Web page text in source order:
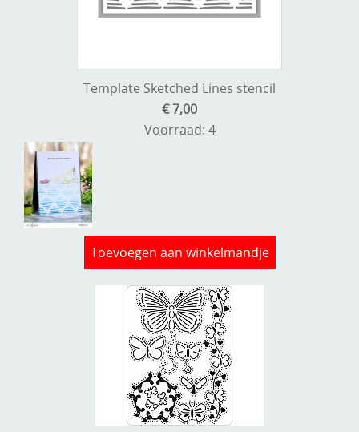
Template Sketched Lines stencil
€ 7,00
Voorraad: 4
Toevoegen aan winkelmandje